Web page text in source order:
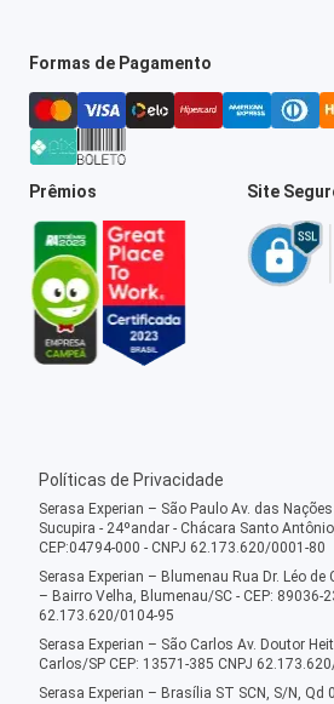
Formas de Pagamento
Prêmios Site
Políticas de Privacidade
Serasa Experian – São Paulo Av. das
Sucupira - 24ºandar - Chácara Santo
CEP:04794-000 - CNPJ 62.173.620/0001-80
Serasa Experian – Blumenau Rua Dr. Léo
– Bairro Velha, Blumenau/SC - CEP: 89036-
62.173.620/0104-95
Serasa Experian – São Carlos Av. Doutor
Carlos/SP CEP: 13571-385 CNPJ
Serasa Experian – Brasília ST SCN, S/N, Qd